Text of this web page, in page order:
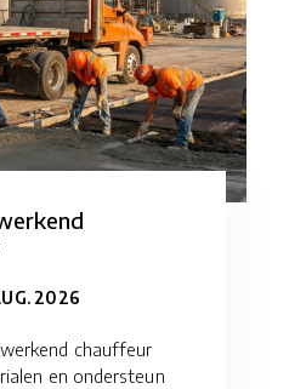
2026
chauffeur
en ondersteun